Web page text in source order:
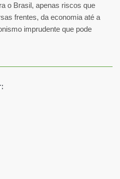
o Brasil, apenas riscos que
frentes, da economia até a
imprudente que pode